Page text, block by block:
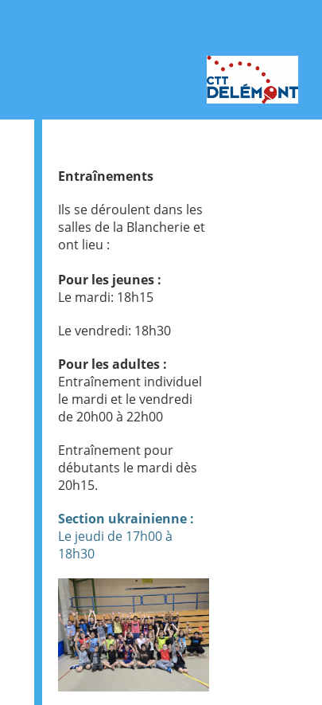
Entraînements
Ils se déroulent dans les
salles de la Blancherie et
ont lieu :
Pour les jeunes :
Le mardi: 18h15
Le vendredi: 18h30
Pour les adultes :
Entraînement individuel
le mardi et le vendredi
de 20h00 à 22h00
Entraînement pour
débutants le mardi dès
20h15.
Section ukrainienne :
Le jeudi de 17h00 à
18h30